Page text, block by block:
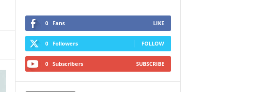
0 Fans LIKE
0 Followers FOLLOW
0 Subscribers SUBSCRIBE